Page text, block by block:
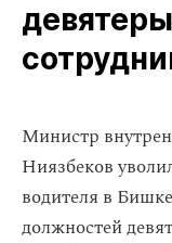
Министр
Ниязбеков
водителя в
должностей